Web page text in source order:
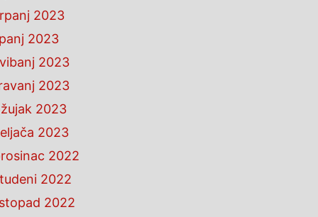
2023
2023
2023
2023
2023
2023
2022
2022
2022